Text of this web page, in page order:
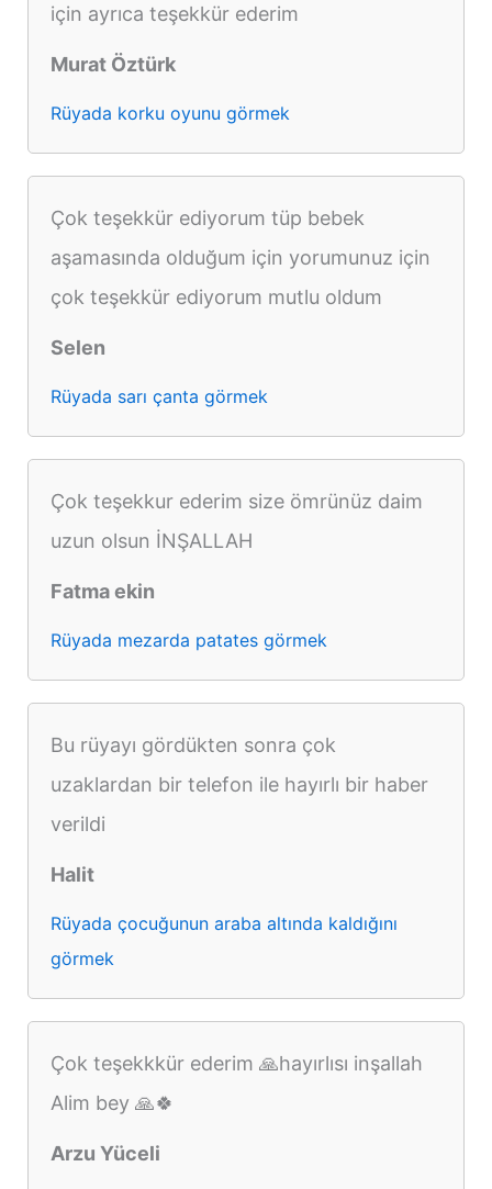
için ayrıca teşekkür ederim
Murat Öztürk
Rüyada korku oyunu görmek
Çok teşekkür ediyorum tüp bebek
aşamasında olduğum için yorumunuz için
çok teşekkür ediyorum mutlu oldum
Selen
Rüyada sarı çanta görmek
Çok teşekkur ederim size ömrünüz daim
uzun olsun İNŞALLAH
Fatma ekin
Rüyada mezarda patates görmek
Bu rüyayı gördükten sonra çok
uzaklardan bir telefon ile hayırlı bir haber
verildi
Halit
Rüyada çocuğunun araba altında kaldığını
görmek
Çok teşekkkür ederim 🙏hayırlısı inşallah
Alim bey 🙏🍀
Arzu Yüceli